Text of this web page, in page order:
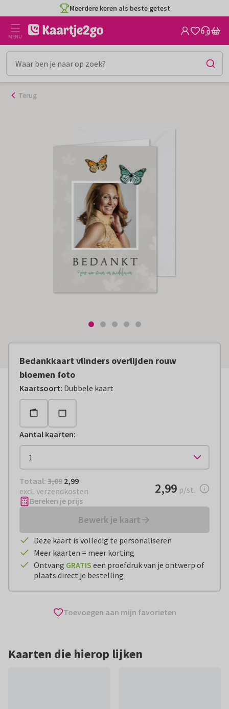
naar
inhoud
Meerdere keren als beste getest
MENU
Terug
Bedankkaart vlinders overlijden rouw
bloemen foto
Kaartsoort: Dubbele kaart
Aantal kaarten:
Totaal: € 2,99
Totaal: 3,09 2,99
excl. verzendkosten
€ 2,99per stuk
2,99 p/st.
Bereken je prijs
Bewerk je kaart
Deze kaart is volledig te personaliseren
Meer kaarten = meer korting
Ontvang GRATIS een proefdruk van je ontwerp of
plaats direct je bestelling
Toevoegen aan mijn favorieten
Kaarten die hierop lijken